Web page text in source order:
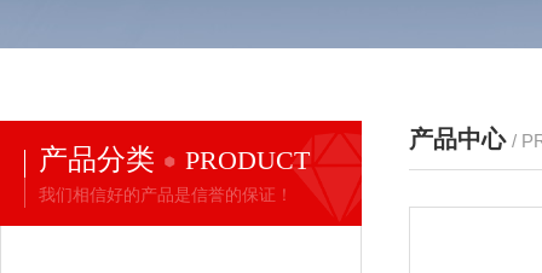
产品分类 PRODUCT
我们相信好的产品是信誉的保证！
产品中心 /